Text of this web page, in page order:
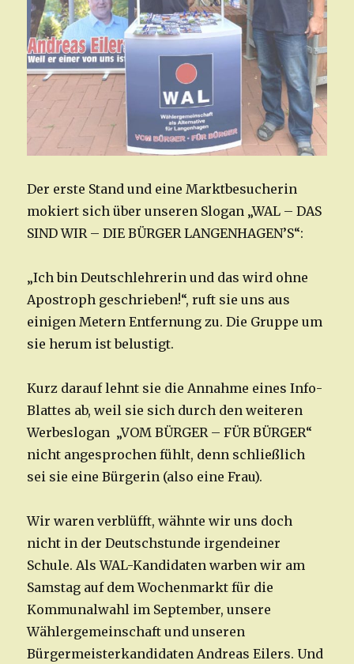
Der erste Stand und eine Marktbesucherin
mokiert sich über unseren Slogan „WAL – DAS
SIND WIR – DIE BÜRGER LANGENHAGEN’S“:
„Ich bin Deutschlehrerin und das wird ohne
Apostroph geschrieben!“, ruft sie uns aus
einigen Metern Entfernung zu. Die Gruppe um
sie herum ist belustigt.
Kurz darauf lehnt sie die Annahme eines Info-
Blattes ab, weil sie sich durch den weiteren
Werbeslogan „VOM BÜRGER – FÜR BÜRGER“
nicht angesprochen fühlt, denn schließlich
sei sie eine Bürgerin (also eine Frau).
Wir waren verblüfft, wähnte wir uns doch
nicht in der Deutschstunde irgendeiner
Schule. Als WAL-Kandidaten warben wir am
Samstag auf dem Wochenmarkt für die
Kommunalwahl im September, unsere
Wählergemeinschaft und unseren
Bürgermeisterkandidaten Andreas Eilers. Und